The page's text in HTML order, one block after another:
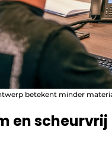
betekent minder
en scheurvrij